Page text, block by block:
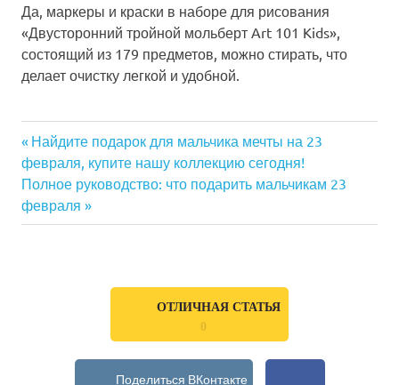
Да, маркеры и краски в наборе для рисования
«Двусторонний тройной мольберт Art 101 Kids»,
состоящий из 179 предметов, можно стирать, что
делает очистку легкой и удобной.
Навигация
по
Previous
Post:
Найдите подарок для мальчика мечты на 23
февраля, купите нашу коллекцию сегодня!
Next
Post:
Полное руководство: что подарить мальчикам 23
февраля
ОТЛИЧНАЯ СТАТЬЯ
0